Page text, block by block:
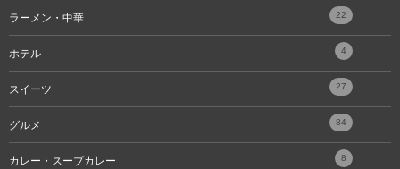
ラーメン・中華 22
ホテル 4
スイーツ 27
グルメ 84
カレー・スープカレー 8